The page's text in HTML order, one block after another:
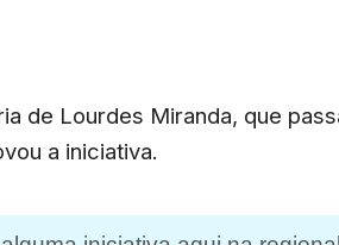
de Lourdes Miranda, que
a iniciativa.